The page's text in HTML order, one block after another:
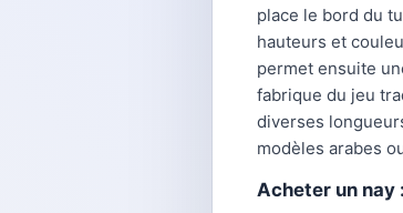
place le bord du
hauteurs et
permet ensuite
fabrique du jeu
diverses
modèles arabes
Acheter un nay